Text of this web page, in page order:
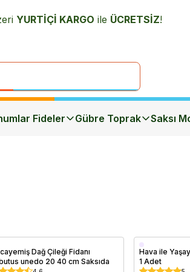
YURTİÇİ KARGO ile ÜCRETSİZ!
Fideler Gübre Toprak Saksı
Dağ Çileği Fidanı
unedo 20 40 cm Saksıda
Hava ile
1 Adet